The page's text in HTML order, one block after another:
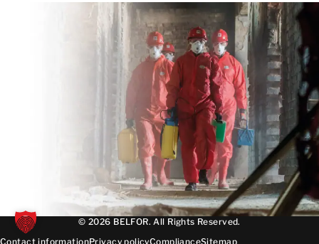
© 2026 BELFOR. All Rights Reserved.
Contact informationPrivacy policyComplianceSitemap